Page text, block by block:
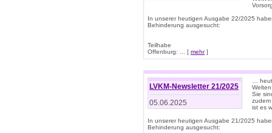
In unserer heutigen Ausgabe 22/2025
Behinderung ausgesucht:
Teilhabe
Offenburg: ... [ mehr]
LVKM-Newsletter 21/2025
05.06.2025
…
Sie
ist es
In unserer heutigen Ausgabe 21/2025
Behinderung ausgesucht: